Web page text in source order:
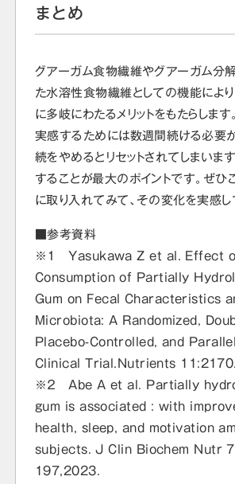
まとめ
グアーガム食物繊維やグアーガム分
た水溶性食物繊維としての機能によ
に多岐にわたるメリットをもたらしま
実感するためには数週間続ける必要
続をやめるとリセットされてしまいま
することが最大のポイントです。ぜ
に取り入れてみて、その変化を実感し
■参考資料
※１ Yasukawa Z et al. Effect
Consumption of Partially
Gum on Fecal Characteristics
Microbiota: A Randomized,
Placebo-Controlled, and
Clinical Trial.Nutrients
※２ Abe A et al. Partially
gum is associated : with
health, sleep, and motivation
subjects. J Clin Biochem Nutr
197,2023.